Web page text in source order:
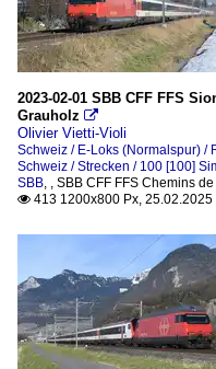
2023-02-01 SBB CFF FFS
Grauholz 
Olivier Vietti-Violi
Schweiz / E-Loks (Normalspur) /
Schweiz / Strecken / 100 [100]
SBB, , SBB CFF FFS Chemins
 413 1200x800 Px, 25.02.2025